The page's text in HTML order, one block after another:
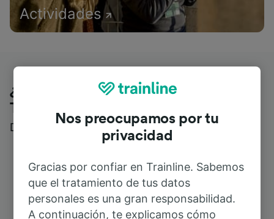
Actividades
¿Qué piensan nuestros clientes de
Trainline?
Descubre reseñas reales de nuestros viajeros
Nos preocupamos por tu
privacidad
Gracias por confiar en Trainline. Sabemos
que el tratamiento de tus datos
personales es una gran responsabilidad.
A continuación, te explicamos cómo